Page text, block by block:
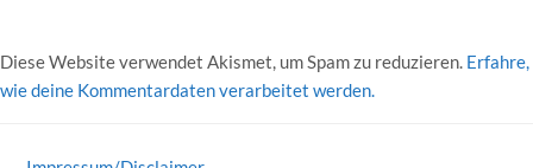
Diese Website verwendet Akismet, um Spam zu reduzieren. Erfahre,
wie deine Kommentardaten verarbeitet werden.